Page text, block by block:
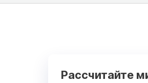
Рассчитайте